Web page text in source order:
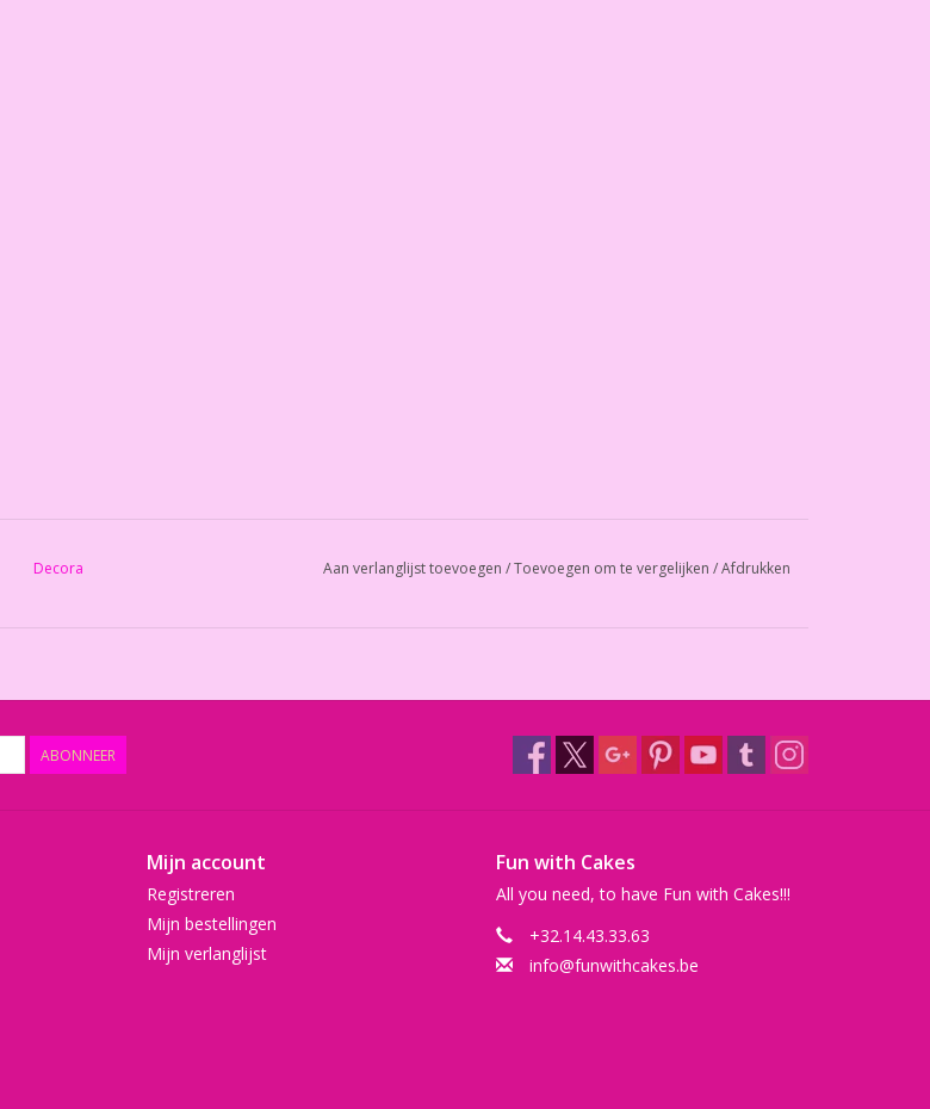
Decora Aan verlanglijst toevoegen /Toevoegen om te vergelijken /Afdrukken
ABONNEER
Mijn account
Registreren
Mijn bestellingen
Mijn verlanglijst
Fun with Cakes
All you need, to have Fun with Cakes!!!
+32.14.43.33.63
info@funwithcakes.be